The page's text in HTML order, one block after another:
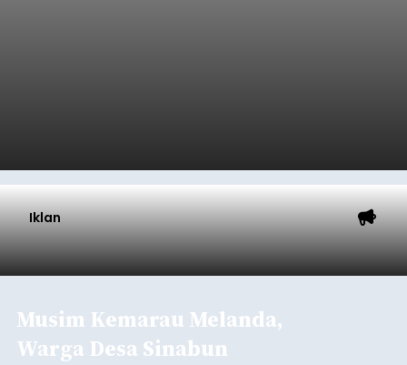
Iklan
Musim Kemarau Melanda,
Warga Desa Sinabun